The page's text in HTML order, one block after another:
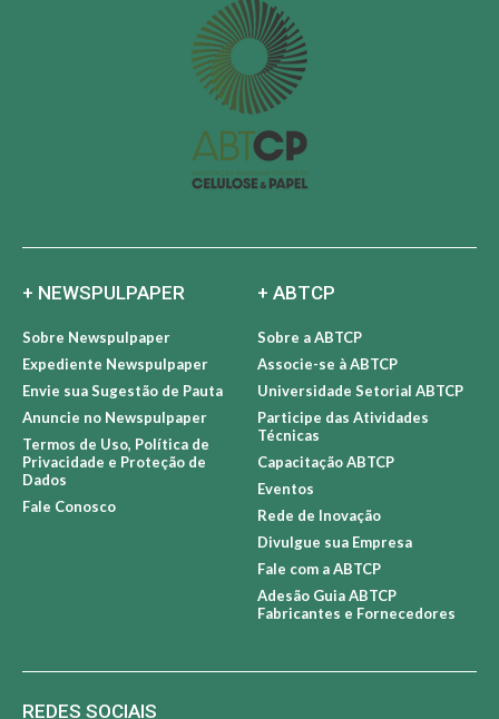
+ NEWSPULPAPER
Sobre Newspulpaper
Expediente Newspulpaper
Envie sua Sugestão de Pauta
Anuncie no Newspulpaper
Termos de Uso, Política de
Privacidade e Proteção de
Dados
Fale Conosco
+ ABTCP
Sobre a ABTCP
Associe-se à ABTCP
Universidade Setorial ABTCP
Participe das Atividades
Técnicas
Capacitação ABTCP
Eventos
Rede de Inovação
Divulgue sua Empresa
Fale com a ABTCP
Adesão Guia ABTCP
Fabricantes e Fornecedores
REDES SOCIAIS